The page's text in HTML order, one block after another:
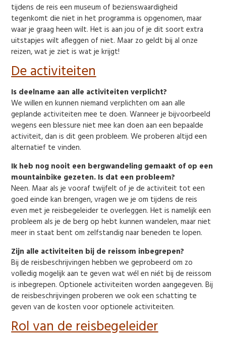
tijdens de reis een museum of bezienswaardigheid
tegenkomt die niet in het programma is opgenomen, maar
waar je graag heen wilt. Het is aan jou of je dit soort extra
uitstapjes wilt afleggen of niet. Maar zo geldt bij al onze
reizen, wat je ziet is wat je krijgt!
De activiteiten
Is deelname aan alle activiteiten verplicht?
We willen en kunnen niemand verplichten om aan alle
geplande activiteiten mee te doen. Wanneer je bijvoorbeeld
wegens een blessure niet mee kan doen aan een bepaalde
activiteit, dan is dit geen probleem. We proberen altijd een
alternatief te vinden.
Ik heb nog nooit een bergwandeling gemaakt of op een
mountainbike gezeten. Is dat een probleem?
Neen. Maar als je vooraf twijfelt of je de activiteit tot een
goed einde kan brengen, vragen we je om tijdens de reis
even met je reisbegeleider te overleggen. Het is namelijk een
probleem als je de berg op hebt kunnen wandelen, maar niet
meer in staat bent om zelfstandig naar beneden te lopen.
Zijn alle activiteiten bij de reissom inbegrepen?
Bij de reisbeschrijvingen hebben we geprobeerd om zo
volledig mogelijk aan te geven wat wél en niét bij de reissom
is inbegrepen. Optionele activiteiten worden aangegeven. Bij
de reisbeschrijvingen proberen we ook een schatting te
geven van de kosten voor optionele activiteiten.
Rol van de reisbegeleider